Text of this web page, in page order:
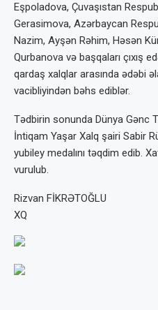
Eşpoladova, Çuvaşıstan
Gerasimova, Azərbaycan
Nazim, Ayşən Rəhim, Həsən
Qurbanova və başqaları çıxış
qardaş xalqlar arasında ədəbi
vacibliyindən bəhs ediblər.
Tədbirin sonunda Dünya Gənc
İntiqam Yaşar Xalq şairi Sabir
yubiley medalını təqdim edib.
vurulub.
Rizvan FİKRƏTOĞLU
XQ